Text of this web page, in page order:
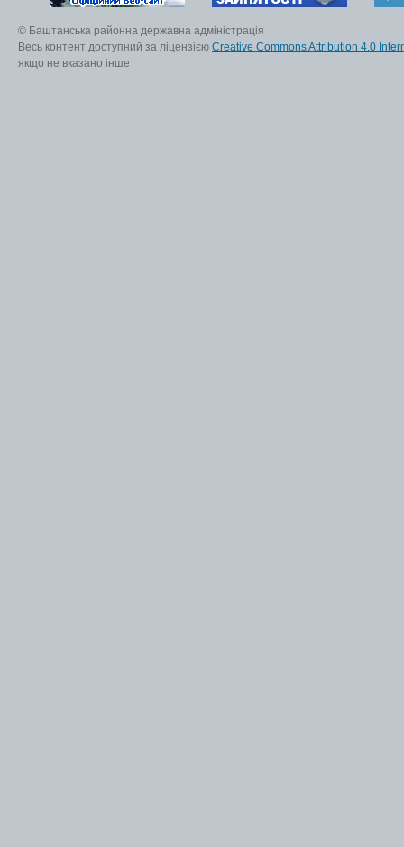
© Баштанська районна державна адміністрація
Весь контент доступний за ліцензією Creative Commons Attribution 4.0
якщо не вказано інше